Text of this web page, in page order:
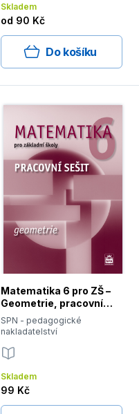
Skladem
od 90 Kč
Do košíku
Matematika 6 pro ZŠ –
Geometrie, pracovní
sešit
SPN - pedagogické
nakladatelství
Skladem
99 Kč